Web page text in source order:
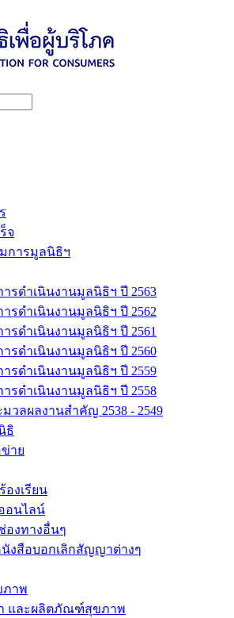
จ
การมูลนิธิฯ
ารดำเนินงานมูลนิธิฯ ปี 2563
ารดำเนินงานมูลนิธิฯ ปี 2562
ารดำเนินงานมูลนิธิฯ ปี 2561
ารดำเนินงานมูลนิธิฯ ปี 2560
ารดำเนินงานมูลนิธิฯ ปี 2559
ารดำเนินงานมูลนิธิฯ ปี 2558
มวลผลงานสำคัญ 2538 - 2549
ธิ
าย
องเรียน
อนไลน์
องทางอื่นๆ
นังสือบอกเลิกสัญญาต่างๆ
ภาพ
และผลิตภัณฑ์สุขภาพ